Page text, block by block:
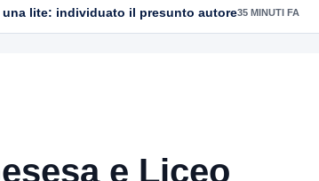
lite: individuato il presunto autore35 MINUTI FA
e Liceo